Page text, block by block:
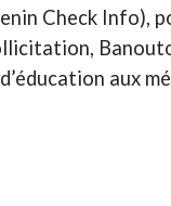
Check Info),
aux